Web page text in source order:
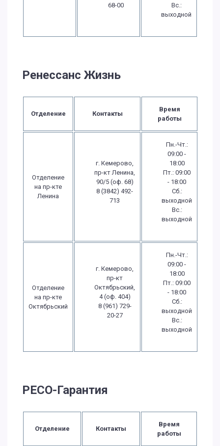
68-00
Вс.:
выходной
Ренессанс Жизнь
Отделение Контакты
Время
работы
Отделение
на пр-кте
Ленина
г. Кемерово,
пр-кт Ленина,
90/5 (оф. 68)
8 (3842) 492-
713
Пн.-Чт.:
09:00 -
18:00
Пт.: 09:00
- 18:00
Сб.:
выходной
Вс.:
выходной
Отделение
на пр-кте
Октябрьский
г. Кемерово,
пр-кт
Октябрьский,
4 (оф. 404)
8 (961) 729-
20-27
Пн.-Чт.:
09:00 -
18:00
Пт.: 09:00
- 18:00
Сб.:
выходной
Вс.:
выходной
РЕСО-Гарантия
Отделение Контакты
Время
работы